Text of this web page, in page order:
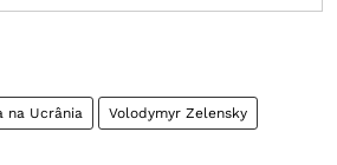
na Ucrânia Volodymyr Zelensky